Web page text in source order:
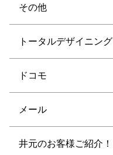
その他
トータルデザイニング
ドコモ
メール
井元のお客様ご紹介！